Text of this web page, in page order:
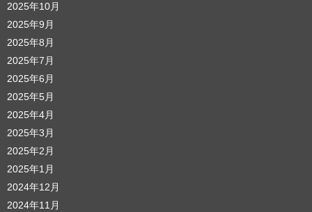
2025年10月
2025年9月
2025年8月
2025年7月
2025年6月
2025年5月
2025年4月
2025年3月
2025年2月
2025年1月
2024年12月
2024年11月